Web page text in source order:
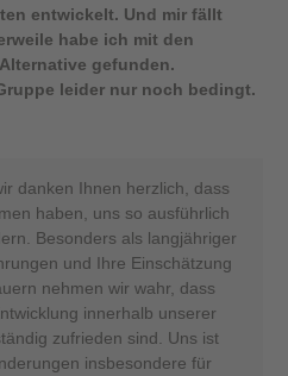
entwickelt. Und mir fällt
habe ich mit den
gefunden.
leider nur noch bedingt.
danken Ihnen herzlich, dass
haben, uns so ausführlich
Besonders als langjähriger
und Ihre Einschätzung
nehmen wir wahr, dass
innerhalb unserer
zufrieden sind. Uns ist
insbesondere für